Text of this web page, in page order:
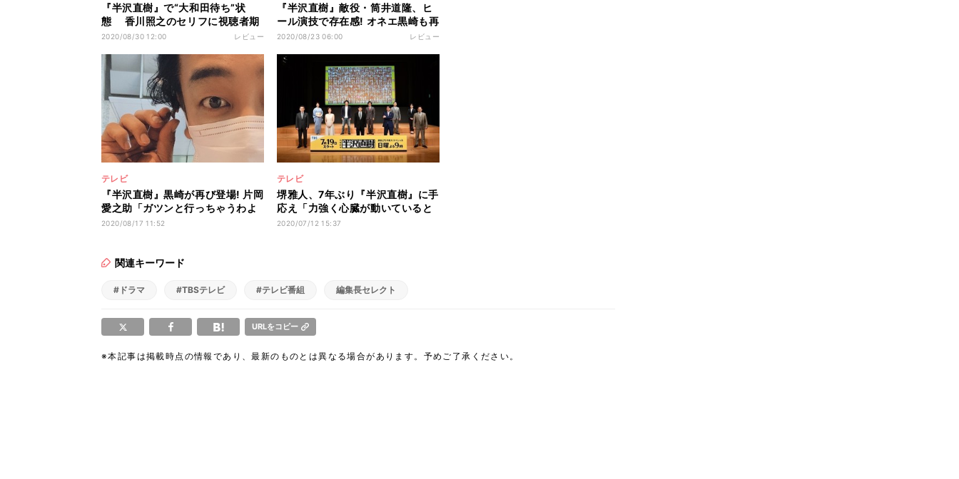
『半沢直樹』で“大和田待ち”状
態 香川照之のセリフに視聴者期
待
2020/08/30 12:00 レビュー
『半沢直樹』敵役・筒井道隆、ヒ
ール演技で存在感! オネエ黒崎も再
登場
2020/08/23 06:00 レビュー
テレビ
『半沢直樹』黒崎が再び登場! 片岡
愛之助「ガツンと行っちゃうわよ
～」
2020/08/17 11:52
テレビ
堺雅人、7年ぶり『半沢直樹』に手
応え「力強く心臓が動いていると
確信」
2020/07/12 15:37
関連キーワード
#ドラマ #TBSテレビ #テレビ番組 編集長セレクト
URLをコピー
※本記事は掲載時点の情報であり、最新のものとは異なる場合があります。予めご了承ください。